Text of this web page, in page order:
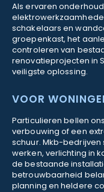
Als ervaren
schakelaars en
groepenkast, het
controleren van
renovatieprojecten in
veiligste oplossing.
VOOR
Particulieren bellen
verbouwing of een
schuur. Mkb-bedrijven
werken, verlichting in
de bestaande
betrouwbaarheid
planning en heldere